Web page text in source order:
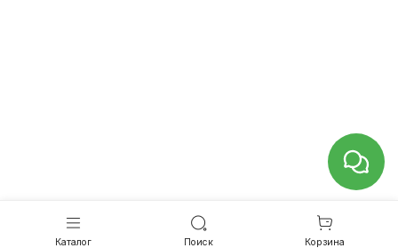
Каталог Поиск Корзина